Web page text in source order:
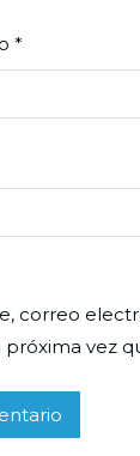
*
correo
próxima vez